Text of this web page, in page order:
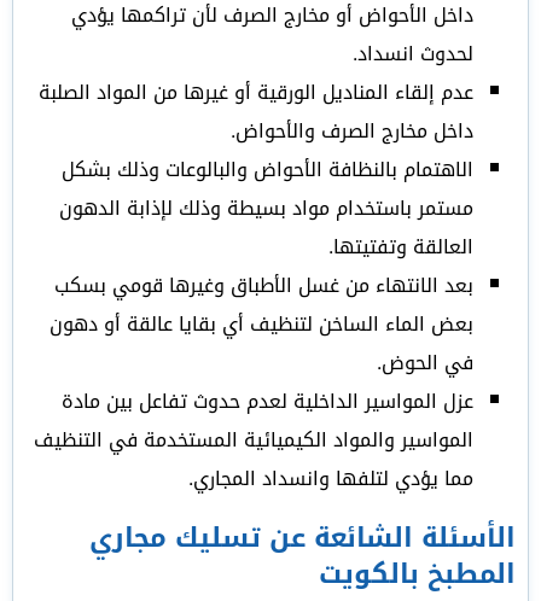
داخل الأحواض أو مخارج الصرف لأن تراكمها يؤدي
لحدوث انسداد.
عدم إلقاء المناديل الورقية أو غيرها من المواد الصلبة
داخل مخارج الصرف والأحواض.
الاهتمام بالنظافة الأحواض والبالوعات وذلك بشكل
مستمر باستخدام مواد بسيطة وذلك لإذابة الدهون
العالقة وتفتيتها.
بعد الانتهاء من غسل الأطباق وغيرها قومي بسكب
بعض الماء الساخن لتنظيف أي بقايا عالقة أو دهون
في الحوض.
عزل المواسير الداخلية لعدم حدوث تفاعل بين مادة
المواسير والمواد الكيميائية المستخدمة في التنظيف
مما يؤدي لتلفها وانسداد المجاري.
الأسئلة الشائعة عن تسليك مجاري
المطبخ بالكويت